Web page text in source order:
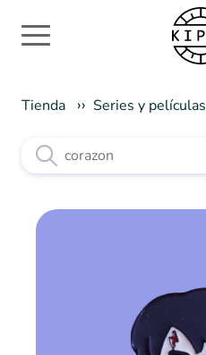
Tienda Series y películas